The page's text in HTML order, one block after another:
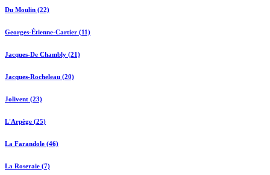
Du Moulin (22)
Georges-Étienne-Cartier (11)
Jacques-De Chambly (21)
Jacques-Rocheleau (20)
Jolivent (23)
L'Arpège (25)
La Farandole (46)
La Roseraie (7)